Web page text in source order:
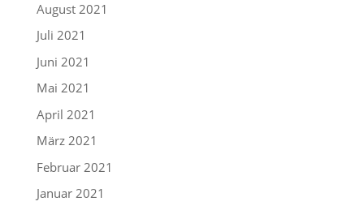
August 2021
Juli 2021
Juni 2021
Mai 2021
April 2021
März 2021
Februar 2021
Januar 2021